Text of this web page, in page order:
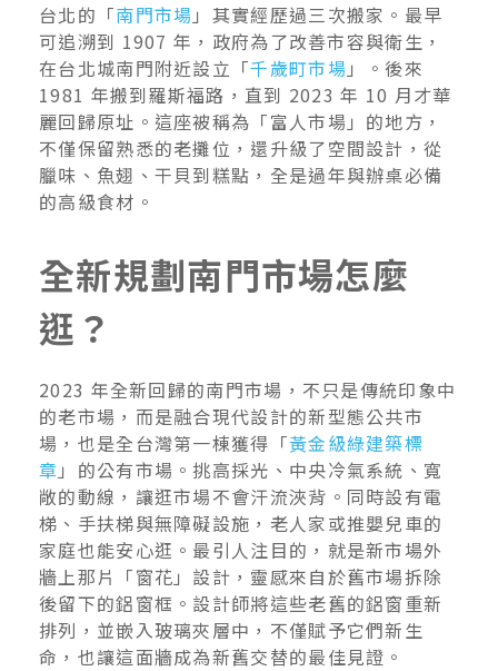
台北的「南門市場 」其實經歷過三次搬家。最早
可追溯到 1907 年，政府為了改善市容與衛生，
在台北城南門附近設立「千歲町市場 」。後來
1981 年搬到羅斯福路，直到 2023 年 10 月才華
麗回歸原址。這座被稱為「富人市場」的地方，
不僅保留熟悉的老攤位，還升級了空間設計，從
臘味、魚翅、干貝到糕點，全是過年與辦桌必備
的高級食材。
全新規劃南門市場怎麼
逛？
2023 年全新回歸的南門市場，不只是傳統印象中
的老市場，而是融合現代設計的新型態公共市
場，也是全台灣第一棟獲得「黃金級綠建築標
章 」的公有市場。挑高採光、中央冷氣系統、寬
敞的動線，讓逛市場不會汗流浹背。同時設有電
梯、手扶梯與無障礙設施，老人家或推嬰兒車的
家庭也能安心逛。最引人注目的，就是新市場外
牆上那片「窗花」設計，靈感來自於舊市場拆除
後留下的鋁窗框。設計師將這些老舊的鋁窗重新
排列，並嵌入玻璃夾層中，不僅賦予它們新生
命，也讓這面牆成為新舊交替的最佳見證。